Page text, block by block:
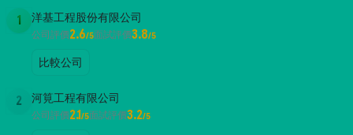
1 洋基工程股份有限公司
公司評價2.6/5面試評價3.8/5
比較公司
2 河筧工程有限公司
公司評價2.1/5面試評價3.2/5